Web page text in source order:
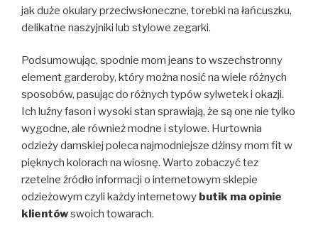
jak duże okulary przeciwsłoneczne, torebki na łańcuszku,
delikatne naszyjniki lub stylowe zegarki.
Podsumowując, spodnie mom jeans to wszechstronny
element garderoby, który można nosić na wiele różnych
sposobów, pasując do różnych typów sylwetek i okazji.
Ich luźny fason i wysoki stan sprawiają, że są one nie tylko
wygodne, ale również modne i stylowe. Hurtownia
odzieży damskiej poleca najmodniejsze dżinsy mom fit w
pięknych kolorach na wiosnę. Warto zobaczyć tez
rzetelne źródło informacji o internetowym sklepie
odzieżowym czyli każdy internetowy butik ma opinie
klientówswoich towarach.